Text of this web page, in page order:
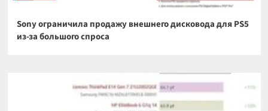
Sony ограничила продажу внешнего дисковода для PS5
из-за большого спроса